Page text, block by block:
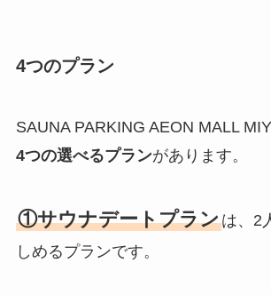
4つのプラン
SAUNA PARKING AEON MALL
4つの選べるプランがあります。
①サウナデートプランは、2
しめるプランです。